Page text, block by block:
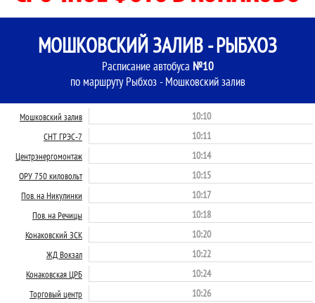
МОШКОВСКИЙ ЗАЛИВ - РЫБХОЗ
Расписание автобуса №10
по маршруту Рыбхоз - Мошковский залив
Мошковский залив 10:10
СНТ ГРЭС-7 10:11
Центрэнергомонтаж 10:14
ОРУ 750 киловольт 10:15
Пов. на Никулинки 10:17
Пов. на Речицы 10:18
Конаковский ЗСК 10:20
ЖД Вокзал 10:22
Конаковская ЦРБ 10:24
Торговый центр 10:26